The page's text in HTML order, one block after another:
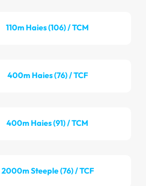
110m Haies (106) / TCM
400m Haies (76) / TCF
400m Haies (91) / TCM
2000m Steeple (76) / TCF